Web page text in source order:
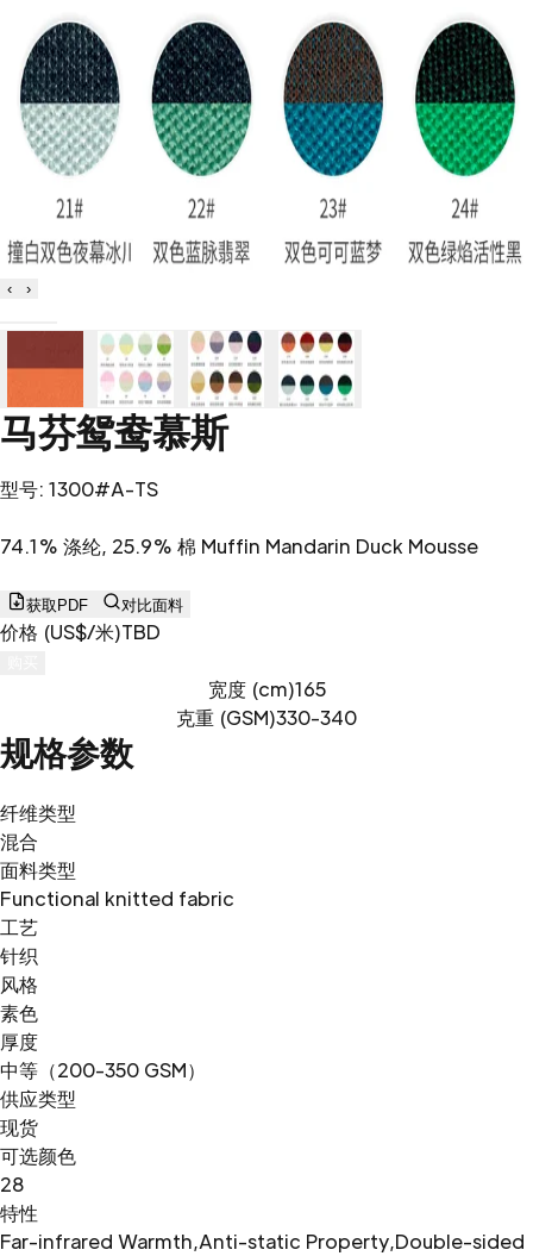
‹ ›
马芬鸳鸯慕斯
型号: 1300#A-TS
74.1% 涤纶, 25.9% 棉 Muffin Mandarin Duck Mousse
获取PDF 对比面料
价格 (US$/米)TBD
宽度 (cm)165
克重 (GSM)330-340
规格参数
纤维类型
混合
面料类型
Functional knitted fabric
工艺
针织
风格
素色
厚度
中等（200-350 GSM）
供应类型
现货
可选颜色
28
特性
Far-infrared Warmth,Anti-static Property,Double-sided